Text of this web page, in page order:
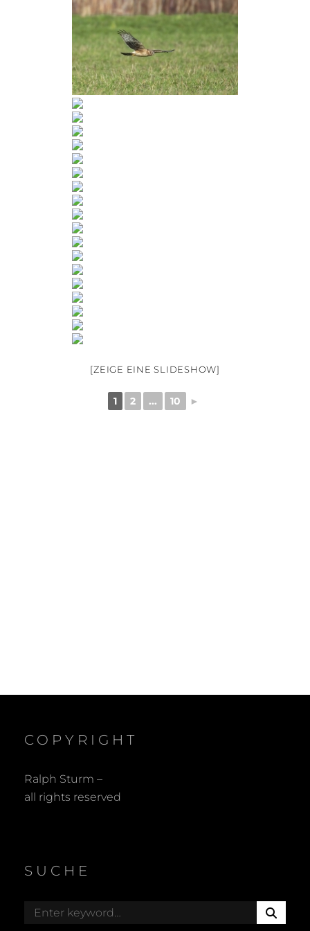
[ZEIGE EINE SLIDESHOW]
1 2 ... 10 ►
COPYRIGHT
Ralph Sturm –
all rights reserved
SUCHE
Search
E